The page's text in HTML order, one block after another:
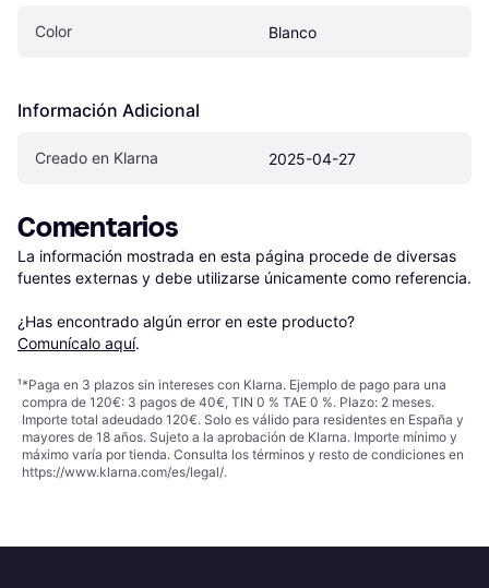
Color Blanco
Información Adicional
Creado en Klarna 2025-04-27
Comentarios
La información mostrada en esta página procede de diversas
fuentes externas y debe utilizarse únicamente como referencia.
¿Has encontrado algún error en este producto?
Comunícalo aquí.
¹*Paga en 3 plazos sin intereses con Klarna. Ejemplo de pago para una
compra de 120€: 3 pagos de 40€, TIN 0 % TAE 0 %. Plazo: 2 meses.
Importe total adeudado 120€. Solo es válido para residentes en España y
mayores de 18 años. Sujeto a la aprobación de Klarna. Importe mínimo y
máximo varía por tienda. Consulta los términos y resto de condiciones en
https://www.klarna.com/es/legal/.